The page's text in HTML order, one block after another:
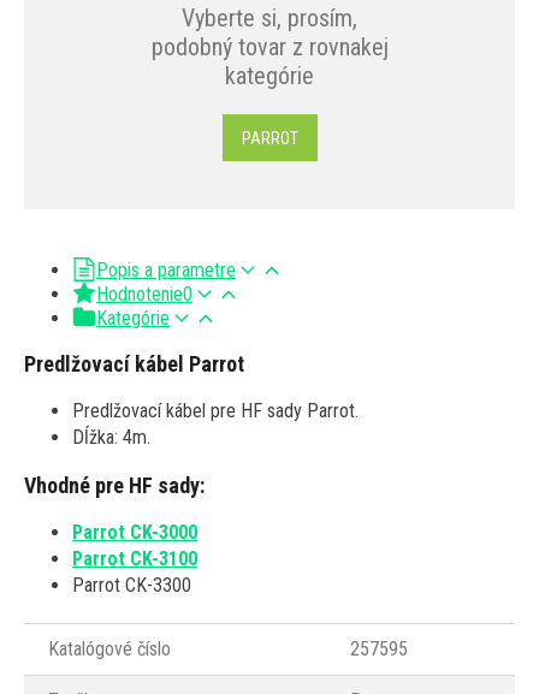
Vyberte si, prosím,
podobný tovar z rovnakej
kategórie
PARROT
Popis a parametre
Hodnotenie0
Kategórie
Predlžovací kábel Parrot
Predlžovací kábel pre HF sady Parrot.
Dĺžka: 4m.
Vhodné pre HF sady:
Parrot CK-3000
Parrot CK-3100
Parrot CK-3300
Katalógové číslo 257595